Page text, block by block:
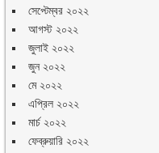
সেপ্টেম্বর ২০২২
আগস্ট ২০২২
জুলাই ২০২২
জুন ২০২২
মে ২০২২
এপ্রিল ২০২২
মার্চ ২০২২
ফেব্রুয়ারি ২০২২